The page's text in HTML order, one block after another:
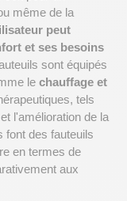
même de la
peut
et ses besoins
sont équipés
le chauffage et
tels
l'amélioration de la
font des fauteuils
en termes de
aux